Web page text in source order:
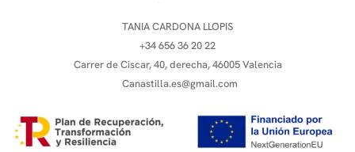
TANIA CARDONA LLOPIS
+34 656 36 20 22
Carrer de Ciscar, 40, derecha, 46005 Valencia
Canastilla.es@gmail.com